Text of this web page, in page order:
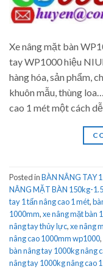
Xe nâng mặt bàn
tay WP1000 hiệu
hàng hóa, sản phẩm,
khuôn mẫu, thùng
cao 1 mét một cách
Posted inBÀN NÂNG TAY
NÂNG MẶT BÀN 150kg-
tay 1 tấn nâng cao 1 mét,
1000mm,xe nâng mặt bàn
nâng tay thủy lực,xe nâng
nâng cao 1000mm wp1000,
bàn nâng tay 1000kg nâng
nâng tay 1000kg nâng cao